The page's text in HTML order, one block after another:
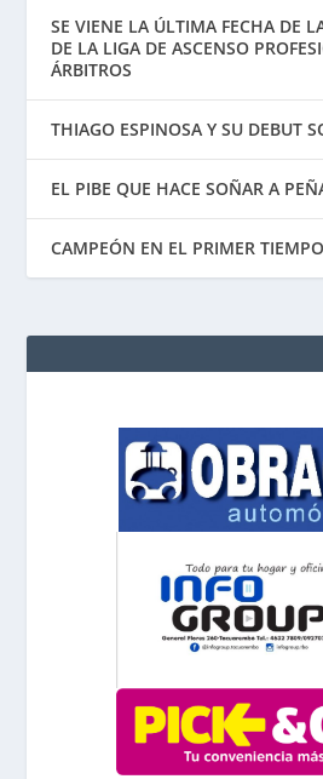
SE VIENE LA ÚLTIMA FECHA DE
DE LA LIGA DE ASCENSO
ÁRBITROS
THIAGO ESPINOSA Y SU DEBUT
EL PIBE QUE HACE SOÑAR A
CAMPEÓN EN EL PRIMER TIEMPO